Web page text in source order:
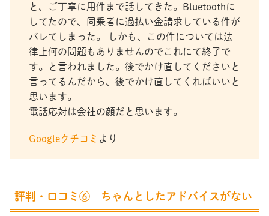
と、ご丁寧に用件まで話してきた。Bluetoothに
してたので、同乗者に過払い金請求している件が
バレてしまった。 しかも、この件については法
律上何の問題もありませんのでこれにて終了で
す。と言われました。後でかけ直してくださいと
言ってるんだから、後でかけ直してくればいいと
思います。
電話応対は会社の顔だと思います。
Googleクチコミ より
評判・口コミ⑥ ちゃんとしたアドバイスがない